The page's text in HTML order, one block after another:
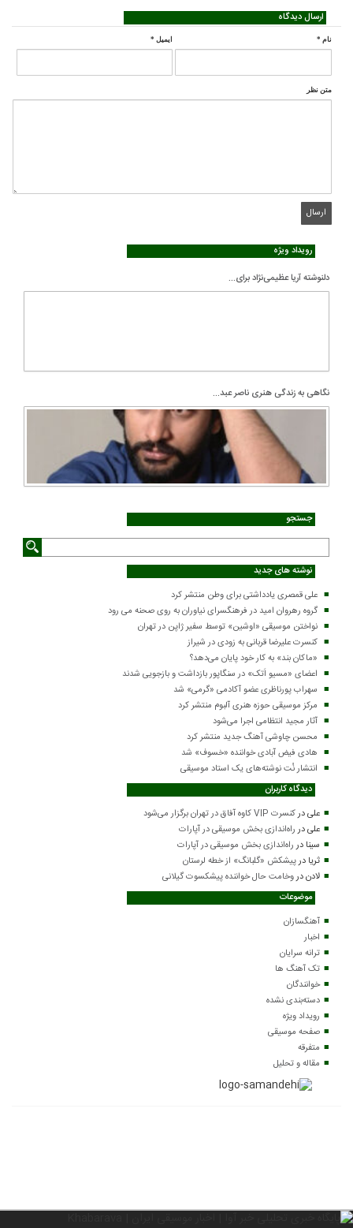
ارسال دیدگاه
نام * ایمیل *
متن نظر
رویداد ویژه
دلنوشته آریا عظیمی‌نژاد برای...
نگاهی به زندگی هنری ناصر عبد...
جستجو
نوشته های جدید
علی قمصری یادداشتی برای وطن منتشر کرد
گروه رهروان امید در فرهنگسرای نیاوران به روی صحنه می رود
نواختن موسیقی «اوشین» توسط سفیر ژاپن در تهران
کنسرت علیرضا قربانی به زودی در شیراز
«ماکان بند» به کار خود پایان می‌دهد؟
اعضای «مسیو اَتک» در سنگاپور بازداشت و بازجویی شدند
سهراب پورناظری عضو آکادمی «گرمی» شد
مرکز موسیقی حوزه هنری آلبوم منتشر کرد
آثار مجید انتظامی اجرا می‌شود
محسن چاوشی آهنگ جدید منتشر کرد
هادی فیض آبادی خواننده «خسوف» شد
انتشار نُت نوشته‌های یک استاد موسیقی
دیدگاه کاربران
علیدرکنسرت VIP کاوه آفاق در تهران برگزار می‌شود
علیدرراه‌اندازی بخش موسیقی در آپارات
سینا درراه‌اندازی بخش موسیقی در آپارات
ثریا درپیشکش «گلبانگ» از خطه لرستان
لادندروخامت حال خواننده پیشکسوت گیلانی
موضوعات
آهنگسازان
اخبار
ترانه سرایان
تک آهنگ ها
خوانندگان
دسته‌بندی نشده
رویداد ویژه
صفحه موسیقی
متفرقه
مقاله و تحلیل